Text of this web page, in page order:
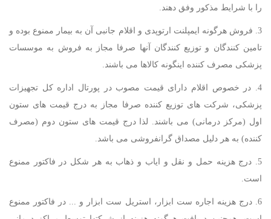
را با شرایط مذکور وفق دهند.
3. فروش هرگونه ایمپلنت ارتوپدی و اقلام جانبی آن به بیمار ممنوع بوده و
تامین کنندگان و توزیع کنندگان آنها صرفا مجاز به فروش به موسسات
پزشکی مصرف کننده اینگونه کالاها می باشند.
4. در خصوص اقلام دارای قیمت مصوب در پورتال اداره کل تجهیزات
پزشکی، شرکت های توزیع کننده صرفا مجاز به درج قیمت های ستون
اول (مرکز درمانی) می باشند. لذا درج قیمت های ستون دوم (مصرف
کننده) به هر دلیل مصداق گرانفروشی می باشد.
5. درج هزینه حمل و نقل و ایاب و ذهاب به هر شکل در فاکتور ممنوع
است.
6. درج هزینه اجاره ست ابزار، استریل ست ابزار و ... در فاکتور ممنوع